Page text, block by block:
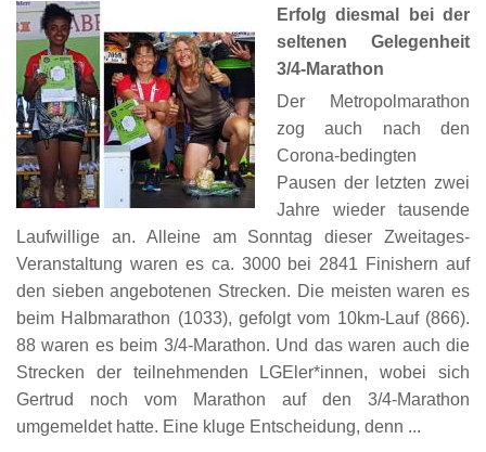
Erfolg diesmal bei der
seltenen Gelegenheit
3/4-Marathon
Der Metropolmarathon
zog auch nach den
Corona-bedingten
Pausen der letzten zwei
Jahre wieder tausende
Laufwillige an. Alleine am Sonntag dieser Zweitages-
Veranstaltung waren es ca. 3000 bei 2841 Finishern auf
den sieben angebotenen Strecken. Die meisten waren es
beim Halbmarathon (1033), gefolgt vom 10km-Lauf (866).
88 waren es beim 3/4-Marathon. Und das waren auch die
Strecken der teilnehmenden LGEler*innen, wobei sich
Gertrud noch vom Marathon auf den 3/4-Marathon
umgemeldet hatte. Eine kluge Entscheidung, denn ...